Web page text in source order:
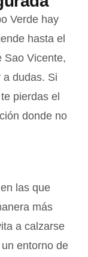
Verde hay
hasta el
Sao Vicente,
dudas. Si
pierdas el
donde no
las que
más
a calzarse
entorno de